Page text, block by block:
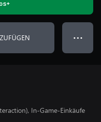
● ● ●
In-Game-Einkäufe